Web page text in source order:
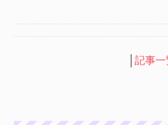
記事一